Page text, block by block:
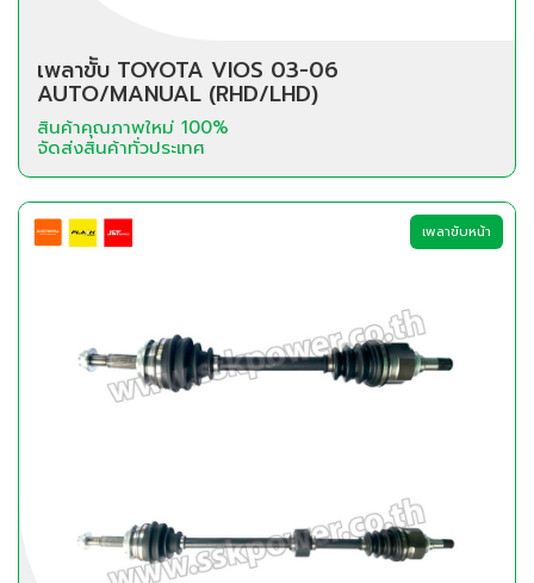
เพลาขัับ TOYOTA VIOS 03-06
AUTO/MANUAL (RHD/LHD)
สินค้าคุณภาพใหม่ 100%
จัดส่งสินค้าทั่วประเทศ
เพลาขับหน้า